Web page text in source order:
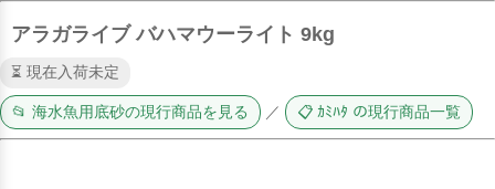
アラガライブ バハマウーライト 9kg
⏳ 現在入荷未定
📂 海水魚用底砂の現行商品を見る ／ 📋 ｶﾐﾊﾀ の現行商品一覧